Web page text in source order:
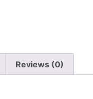
Reviews (0)